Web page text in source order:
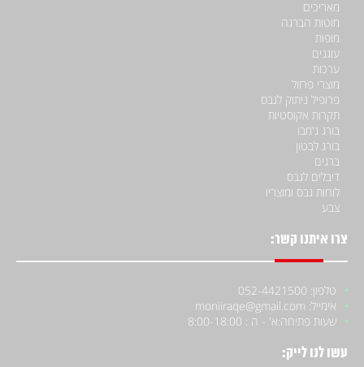
מאריכים
מוטות הברגה
מופות
עוגנים
ערכות
מוצרי פרזול
פרופיל ניתוק לגבס
תקרות אקוסטיות
בורג ג'מבו
בורג לבטון
ברגים
דיבלים לגבס
לוחות גבס ומוצריו
צבע
צרו איתנו קשר:
טלפון: 052-4421500
אימייל: moniiraqe@gmail.com
שעות פתיחה:א' - ה : 8:00-18:00
עשו לנו לייק: